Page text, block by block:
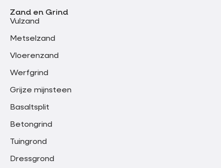
Zand en Grind
Vulzand
Metselzand
Vloerenzand
Werfgrind
Grijze mijnsteen
Basaltsplit
Betongrind
Tuingrond
Dressgrond